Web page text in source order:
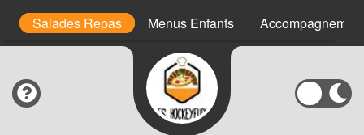
Salades Repas Menus Enfants